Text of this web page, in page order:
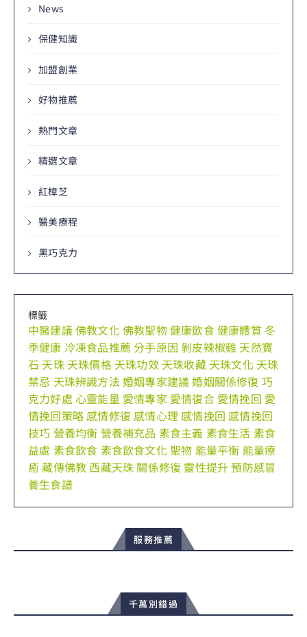
News
保健知識
加盟創業
好物推薦
熱門文章
精選文章
紅樟芝
醫美療程
黑巧克力
標籤
中醫建議佛教文化佛教聖物健康飲食健康體質 冬
季健康 冷凍食品推薦 分手原因 剝皮辣椒雞 天然寶
石 天珠 天珠價格 天珠功效 天珠收藏 天珠文化 天珠
禁忌 天珠辨識方法 婚姻專家建議婚姻關係修復 巧
克力好處 心靈能量 愛情專家 愛情復合 愛情挽回 愛
情挽回策略 感情修復 感情心理 感情挽回 感情挽回
技巧 營養均衡 營養補充品 素食主義 素食生活 素食
益處 素食飲食 素食飲食文化聖物 能量平衡 能量療
癒藏傳佛教 西藏天珠 關係修復 靈性提升預防感冒
養生食譜
服務推薦
千萬別錯過